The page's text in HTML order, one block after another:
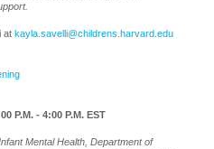
at kayla.savelli@childrens.harvard.edu
P.M. - 4:00 P.M. EST
Mental Health, Department of